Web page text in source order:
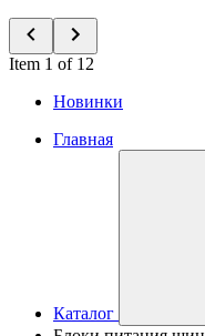
Item 1 of 12
Новинки
Главная
Каталог